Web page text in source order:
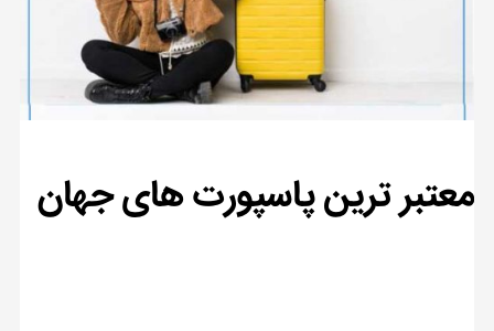
معتبر ترین پاسپورت های جهان